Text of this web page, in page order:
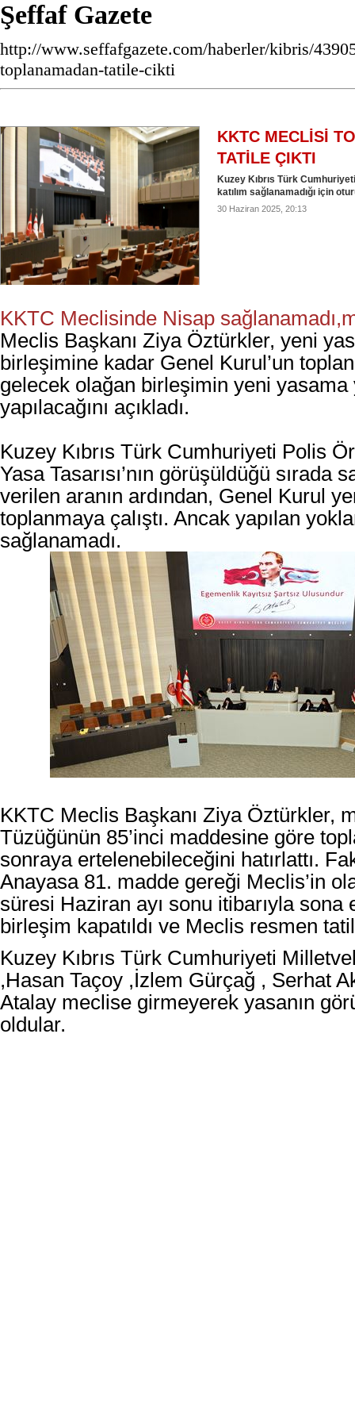
Şeffaf Gazete
http://www.seffafgazete.com/haberler/kibris/
toplanamadan-tatile-cikti
KKTC MECLİSİ
TATİLE ÇIKTI
Kuzey Kıbrıs Türk
katılım sağlanamadığı için
30 Haziran 2025, 20:13
KKTC Meclisinde Nisap
Meclis Başkanı Ziya Öztürkler, yeni
birleşimine kadar Genel Kurul’un
gelecek olağan birleşimin yeni yasama
yapılacağını açıkladı.
Kuzey Kıbrıs Türk Cumhuriyeti Polis
Yasa Tasarısı’nın görüşüldüğü sırada
verilen aranın ardından, Genel Kurul
toplanmaya çalıştı. Ancak yapılan
sağlanamadı.
KKTC Meclis Başkanı Ziya Öztürkler,
Tüzüğünün 85’inci maddesine göre
sonraya ertelenebileceğini hatırlattı.
Anayasa 81. madde gereği Meclis’in
süresi Haziran ayı sonu itibarıyla sona
birleşim kapatıldı ve Meclis resmen
Kuzey Kıbrıs Türk Cumhuriyeti
,Hasan Taçoy ,İzlem Gürçağ , Serhat
Atalay meclise girmeyerek yasanın
oldular.